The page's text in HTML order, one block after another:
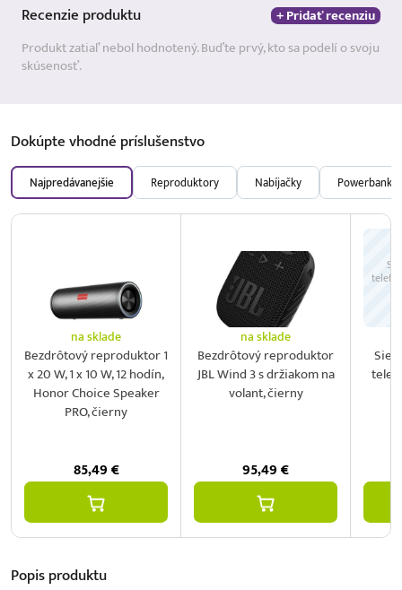
Recenzie produktu
+ Pridať recenziu
Produkt zatiaľ nebol hodnotený. Buďte prvý, kto sa podelí o svoju
skúsenosť.
Dokúpte vhodné príslušenstvo
Najpredávanejšie Reproduktory Nabíjačky Powerbanky
na sklade
Bezdrôtový reproduktor 1
x 20 W, 1 x 10 W, 12 hodín,
Honor Choice Speaker
PRO, čierny
85,49€
na sklade
Bezdrôtový reproduktor
JBL Wind 3 s držiakom na
volant, čierny
95,49€
Popisproduktu